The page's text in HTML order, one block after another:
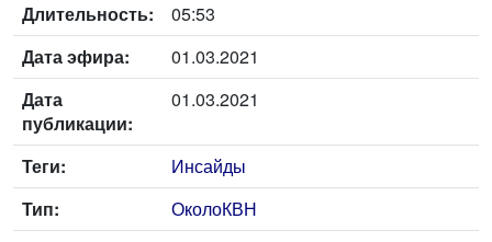
Длительность:
05:53
Дата эфира:
01.03.2021
Дата
публикации:
01.03.2021
Теги:
Инсайды
Тип:
ОколоКВН